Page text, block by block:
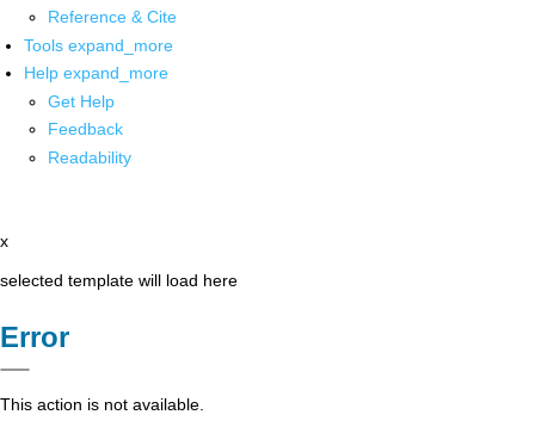
Reference & Cite
Tools expand_more
Help expand_more
Get Help
Feedback
Readability
x
selected template will load here
Error
This action is not available.